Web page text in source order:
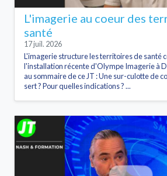
L'imagerie au coeur des
santé
17 juil. 2026
L'imagerie structure les territoires de santé
l'installation récente d'Olympe Imagerie à
au sommaire de ce JT : Une sur-culotte de
sert ? Pour quelles indications ? ...